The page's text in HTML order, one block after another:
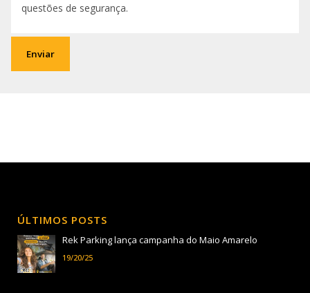
questões de segurança.
Enviar
ÚLTIMOS POSTS
Rek Parking lança campanha do Maio Amarelo
19/20/25